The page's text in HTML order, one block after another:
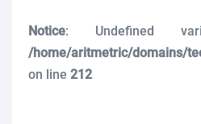
Notice: Undefined
/home/aritmetric/domains/
on line 212